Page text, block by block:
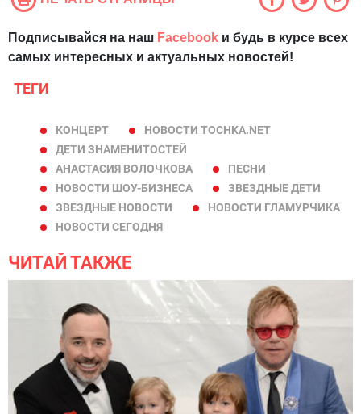
Подписывайся на наш Facebook и будь в курсе всех
самых интересных и актуальных новостей!
ТЕГИ
КОНЦЕРТ
НОВОСТИ TOCHKA.NET
ДЕТИ ЗНАМЕНИТОСТЕЙ
АНАСТАСИЯ ВОЛОЧКОВА
ПЕСНИ
НОВОСТИ ШОУ-БИЗНЕСА
ЗВЕЗДНЫЕ ДЕТИ
ЗВЕЗДНЫЕ НОВОСТИ
НОВОСТИ ГЛАМУРЧИКА
НОВОСТИ СЕГОДНЯ
ЧИТАЙ ТАКЖЕ